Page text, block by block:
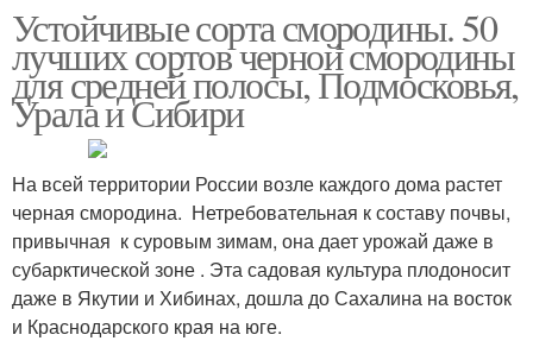
Средний полоса
Устойчивые сорта смородины. 50
лучших сортов черной смородины
для средней полосы, Подмосковья,
Урала и Сибири
На всей территории России возле каждого дома растет
черная смородина. Нетребовательная к составу почвы,
привычная к суровым зимам, она дает урожай даже в
субарктической зоне . Эта садовая культура плодоносит
даже в Якутии и Хибинах, дошла до Сахалина на восток
и Краснодарского края на юге.